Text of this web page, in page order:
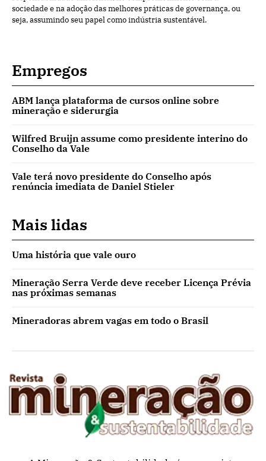
sociedade e na adoção das melhores práticas de governança, ou
seja, assumindo seu papel como indústria sustentável.
Empregos
ABM lança plataforma de cursos online sobre
mineração e siderurgia
Wilfred Bruijn assume como presidente interino do
Conselho da Vale
Vale terá novo presidente do Conselho após
renúncia imediata de Daniel Stieler
Mais lidas
Uma história que vale ouro
Mineração Serra Verde deve receber Licença Prévia
nas próximas semanas
Mineradoras abrem vagas em todo o Brasil